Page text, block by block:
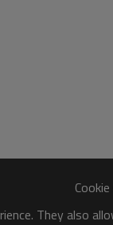
They also